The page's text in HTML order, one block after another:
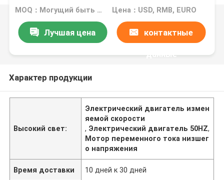
режиме для упаковочных машин
MOQ：Могущий быть предметом переговоров Цена：USD, RMB, EURO
Лучшая цена контактные
данные
Характер продукции
Высокий свет:
Электрический двигатель измен
яемой скорости
, Электрический двигатель 50HZ,
Мотор переменного тока низшег
о напряжения
Время доставки 10 дней к 30 дней